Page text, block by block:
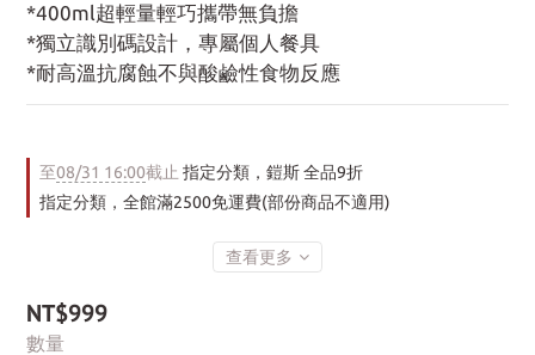
*400ml超輕量輕巧攜帶無負擔
*獨立識別碼設計，專屬個人餐具
*耐高溫抗腐蝕不與酸鹼性食物反應
至08/31 16:00截止 指定分類，鎧斯 全品9折
指定分類，全館滿2500免運費(部份商品不適用)
查看更多
NT$999
數量